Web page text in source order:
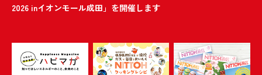
2026 inイオンモール成田」を開催します